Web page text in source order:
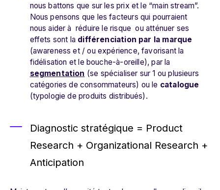
nous battons que sur les prix et le “main stream”.
Nous pensons que les facteurs qui pourraient
nous aider à réduire le risque ou atténuer ses
effets sont la différenciation par la marque
(awareness et / ou expérience, favorisant la
fidélisation et le bouche-à-oreille), par la
segmentation (se spécialiser sur 1 ou plusieurs
catégories de consommateurs) ou le catalogue
(typologie de produits distribués).
Diagnostic stratégique = Product
Research + Organizational Research +
Anticipation